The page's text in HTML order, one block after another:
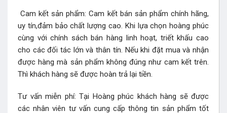
Cam kết sản phẩm: Cam kết bán sản phẩm chính hãng,
uy tín,đảm bảo chất lượng cao. Khi lựa chọn hoàng phúc
cùng với chính sách bán hàng linh hoạt, triết khấu cao
cho các đối tác lớn và thân tín. Nếu khi đặt mua và nhận
được hàng mà sản phẩm không đúng như cam kết trên.
Thì khách hàng sẽ được hoàn trả lại tiền.
Tư vấn miễn phí: Tại Hoàng phúc khách hàng sẽ được
các nhân viên tư vấn cung cấp thông tin sản phẩm tốt